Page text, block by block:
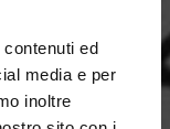
ed
media e per
inoltre